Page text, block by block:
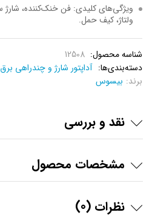
ولتاژ، کیف حمل.
شناسه محصول: 12508
دسته‌بندی‌ها: آداپتور شارژ و چند‌‌راهی برق
برند: بیسوس
نقد و بررسی
مشخصات محصول
نظرات (0)